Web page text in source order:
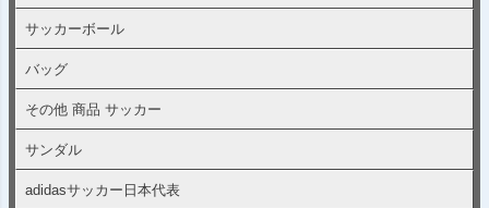
サッカーボール
バッグ
その他 商品 サッカー
サンダル
adidasサッカー日本代表